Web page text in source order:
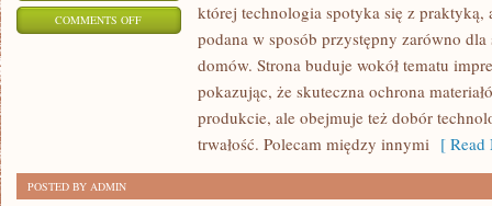
COMMENTS OFFON
której technologia spotyka się z praktyką,
podana w sposób przystępny zarówno
domów. Strona buduje wokół tematu
pokazując, że skuteczna ochrona
produkcie, ale obejmuje też dobór
trwałość. Polecam między innymi [ Read
POSTED BY ADMIN